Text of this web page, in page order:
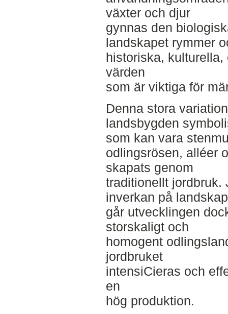
växter och djur
gynnas den
landskapet rymmer
historiska,
värden
som är viktiga för
Denna stora
landsbygden
som kan vara
odlingsrösen, alléer
skapats genom
traditionellt jordbruk.
inverkan på
går utvecklingen
storskaligt och
homogent
jordbruket
intensiCieras och
en
hög produktion.